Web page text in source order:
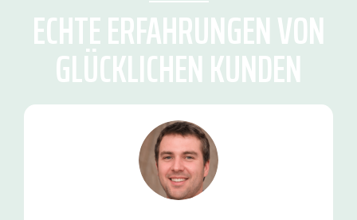
ECHTE ERFAHRUNGEN VON
GLÜCKLICHEN KUNDEN